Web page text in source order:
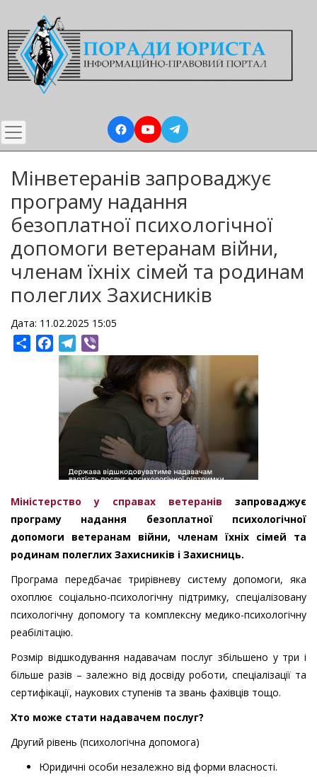
до
основного
вмісту
Мінветеранів запроваджує
програму надання
безоплатної психологічної
допомоги ветеранам війни,
членам їхніх сімей та родинам
полеглих Захисників
Дата: 11.02.2025 15:05
ShareFacebookTelegram
Міністерство у справах ветеранів запроваджує
програму надання безоплатної психологічної
допомоги ветеранам війни, членам їхніх сімей та
родинам полеглих Захисників і Захисниць.
Програма передбачає трирівневу систему допомоги, яка
охоплює соціально-психологічну підтримку, спеціалізовану
психологічну допомогу та комплексну медико-психологічну
реабілітацію.
Розмір відшкодування надавачам послуг збільшено у три і
більше разів – залежно від досвіду роботи, спеціалізації та
сертифікації, наукових ступенів та звань фахівців тощо.
Хто може стати надавачем послуг?
Другий рівень (психологічна допомога)
Юридичні особи незалежно від форми власності.